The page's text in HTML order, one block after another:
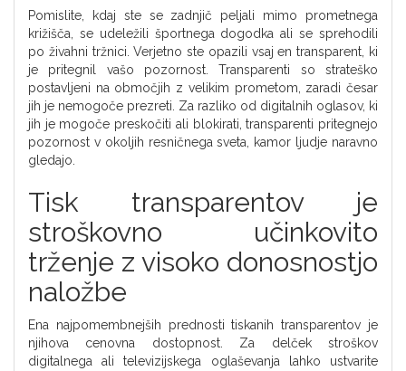
Pomislite, kdaj ste se zadnjič peljali mimo prometnega
križišča, se udeležili športnega dogodka ali se sprehodili
po živahni tržnici. Verjetno ste opazili vsaj en transparent, ki
je pritegnil vašo pozornost. Transparenti so strateško
postavljeni na območjih z velikim prometom, zaradi česar
jih je nemogoče prezreti. Za razliko od digitalnih oglasov, ki
jih je mogoče preskočiti ali blokirati, transparenti pritegnejo
pozornost v okoljih resničnega sveta, kamor ljudje naravno
gledajo.
Tisk transparentov je
stroškovno učinkovito
trženje z visoko donosnostjo
naložbe
Ena najpomembnejših prednosti tiskanih transparentov je
njihova cenovna dostopnost. Za delček stroškov
digitalnega ali televizijskega oglaševanja lahko ustvarite